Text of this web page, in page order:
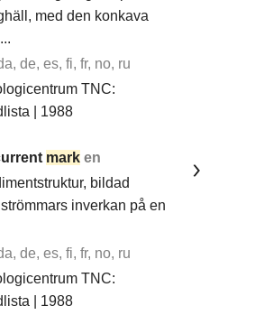
med den konkava
de, es, fi, fr, no, ru
TNC:
| 1988
mark en
bildad
inverkan på en
de, es, fi, fr, no, ru
TNC:
| 1988